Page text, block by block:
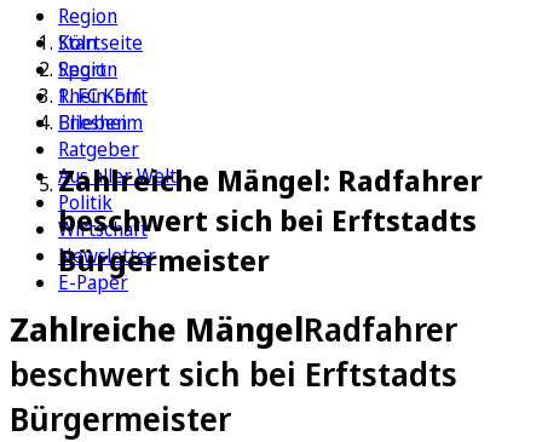
Region
Köln
Sport
1. FC Köln
Erleben
Ratgeber
Aus aller Welt
Politik
Wirtschaft
Newsletter
E-Paper
Startseite
Region
Rhein-Erft
Bliesheim
Zahlreiche Mängel: Radfahrer
beschwert sich bei Erftstadts
Bürgermeister
Zahlreiche MängelRadfahrer
beschwert sich bei Erftstadts
Bürgermeister